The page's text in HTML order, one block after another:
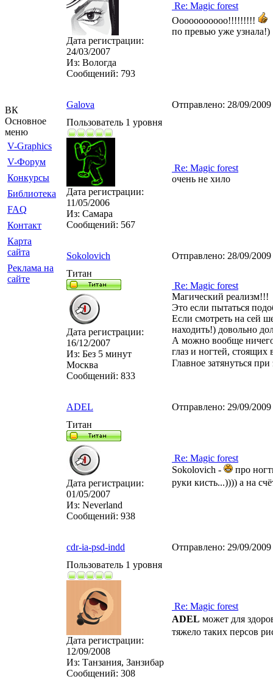
ВК
Основное
меню
V-Graphics
V-Форум
Конкурсы
Библиотека
FAQ
Контакт
Карта
сайта
Реклама на
сайте
Дата регистрации:
24/03/2007
Из: Вологда
Сообщений: 793
Re: Magic forest
Ооооооооооо!!!!!!!!!
по превью уже узнала!)
Galova Отправлено: 28/09/
Пользователь 1 уровня
Дата регистрации:
11/05/2006
Из: Самара
Сообщений: 567
Re: Magic forest
очень не хило
Sokolovich Отправлено: 28/09/
Титан
Дата регистрации:
16/12/2007
Из: Без 5 минут
Москва
Сообщений: 833
Re: Magic forest
Магический реализм!!!
Это если пытаться
Если смотреть на сей
находить!) довольно
А можно вообще ничего
глаз и ногтей, стоящих
Главное затянуться
ADEL Отправлено: 29/09/
Титан
Дата регистрации:
01/05/2007
Из: Neverland
Сообщений: 938
Re: Magic forest
Sokolovich -
про
руки кисть...)))) а на
cdr-ia-psd-indd Отправлено: 29/09/
Пользователь 1 уровня
Дата регистрации:
12/09/2008
Из: Танзания, Занзибар
Сообщений: 308
Re: Magic forest
ADEL может для
тяжело таких персов